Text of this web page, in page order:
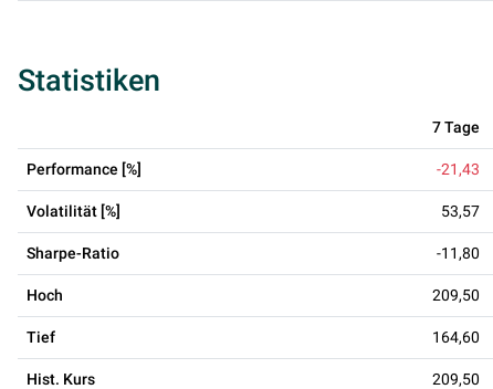
Statistiken
7 Tage
Performance [%] -21,43
Volatilität [%] 53,57
Sharpe-Ratio -11,80
Hoch 209,50
Tief 164,60
Hist. Kurs 209,50